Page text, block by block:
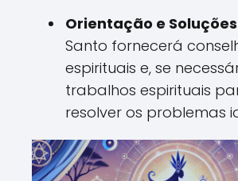
Orientação e
Santo fornecerá
espirituais e, se
trabalhos espirituais
resolver os problemas